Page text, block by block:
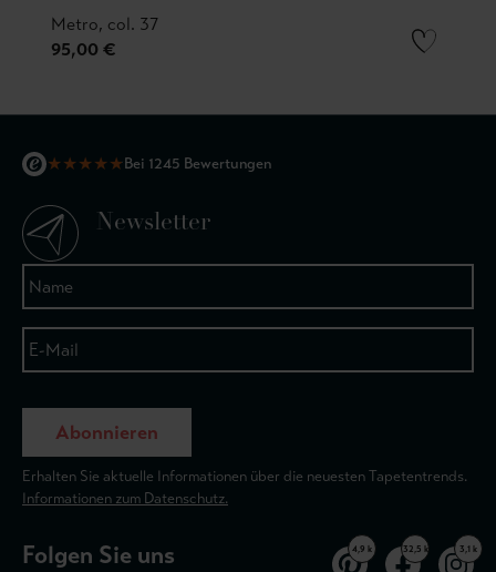
Metro, col. 37
95,00 €
★★★★★Bei 1245 Bewertungen
Newsletter
Abonnieren
Erhalten Sie aktuelle Informationen über die neuesten Tapetentrends.
Informationen zum Datenschutz.
Folgen Sie uns 4,9 k 32,5 k 3,1 k